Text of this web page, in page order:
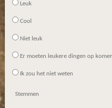
Leuk
Cool
Niet leuk
Er moeten leukere dingen op komen
Ik zou het niet weten
Stemmen